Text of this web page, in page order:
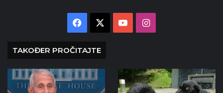
Facebook YouTubeInstagram
TAKOĐER PROČITAJTE